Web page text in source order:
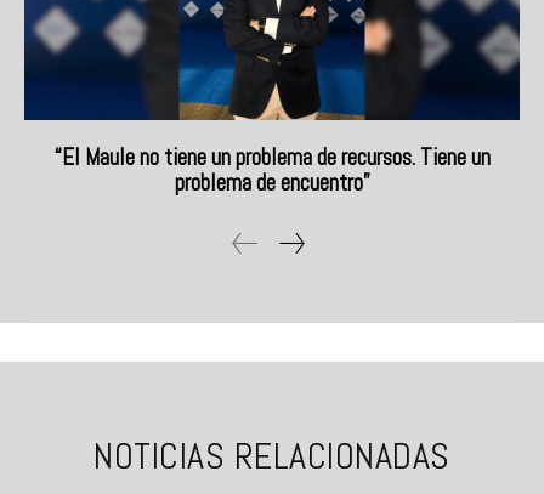
“El Maule no tiene un problema de recursos. Tiene un
problema de encuentro”
NOTICIAS RELACIONADAS